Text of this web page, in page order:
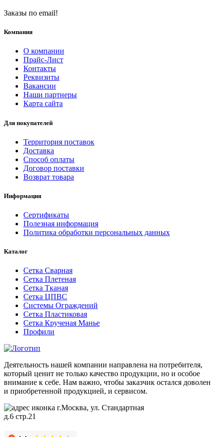
Заказы по email!
Компания
О компании
Прайс-Лист
Контакты
Реквизиты
Вакансии
Наши партнеры
Карта сайта
Для покупателей
Территория поставок
Доставка
Способ оплаты
Договор поставки
Возврат товара
Информация
Сертификаты
Полезная информация
Политика обработки персональных данных
Каталог
Сетка Сварная
Сетка Плетеная
Сетка Тканая
Сетка ЦПВС
Системы Ограждений
Сетка Пластиковая
Сетка Крученая Манье
Профили
Деятельность нашей компании направлена на потребителя,
который ценит не только качество продукции, но и особое
внимание к себе. Нам важно, чтобы заказчик остался доволен
и приобретенной продукцией, и сервисом.
г.Москва, ул. Стандартная
д.6 стр.21